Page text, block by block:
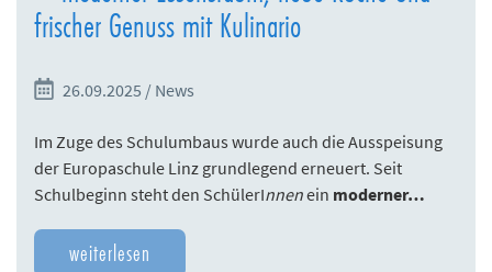
frischer Genuss mit Kulinario
26.09.2025 / News
Im Zuge des Schulumbaus wurde auch die Ausspeisung
der Europaschule Linz grundlegend erneuert. Seit
Schulbeginn steht den SchülerInnenein moderner…
weiterlesen